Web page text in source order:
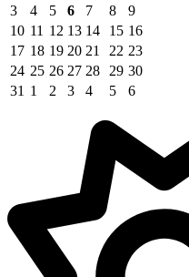
3
4 5 6 7 8
9
10 11 12 13 14 15 16
17 18 19 20 21 22 23
24 25 26 27 28 29 30
31 1 2 3 4 5 6